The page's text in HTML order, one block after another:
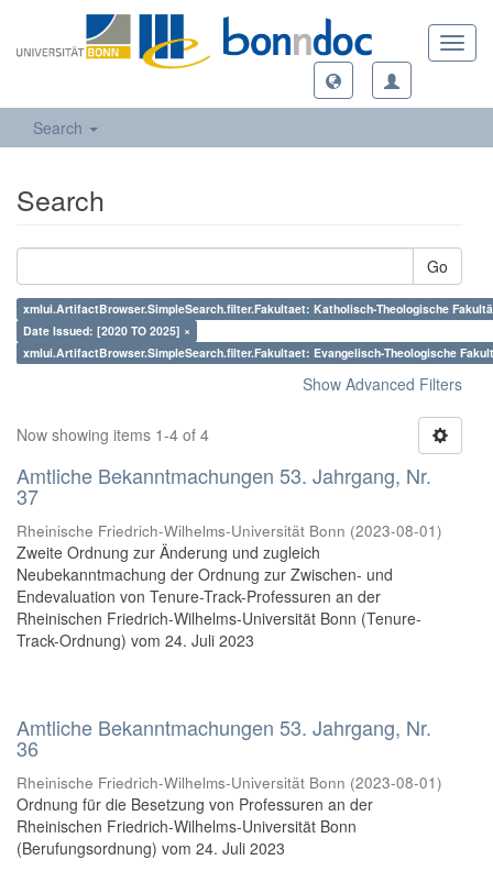
Search
Search
Go
xmlui.ArtifactBrowser.SimpleSearch.filter.Fakultaet: Katholisch-Theologische
Date Issued: [2020 TO 2025] ×
xmlui.ArtifactBrowser.SimpleSearch.filter.Fakultaet: Evangelisch-Theologische
Show Advanced Filters
Now showing items 1-4 of 4
Amtliche Bekanntmachungen 53. Jahrgang, Nr.
37
Rheinische Friedrich-Wilhelms-Universität Bonn (2023-08-01)
Zweite Ordnung zur Änderung und zugleich
Neubekanntmachung der Ordnung zur Zwischen- und
Endevaluation von Tenure-Track-Professuren an der
Rheinischen Friedrich-Wilhelms-Universität Bonn (Tenure-
Track-Ordnung) vom 24. Juli 2023
Amtliche Bekanntmachungen 53. Jahrgang, Nr.
36
Rheinische Friedrich-Wilhelms-Universität Bonn (2023-08-01)
Ordnung für die Besetzung von Professuren an der
Rheinischen Friedrich-Wilhelms-Universität Bonn
(Berufungsordnung) vom 24. Juli 2023